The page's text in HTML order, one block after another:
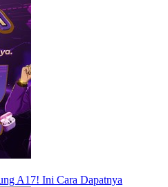
A17! Ini Cara Dapatnya